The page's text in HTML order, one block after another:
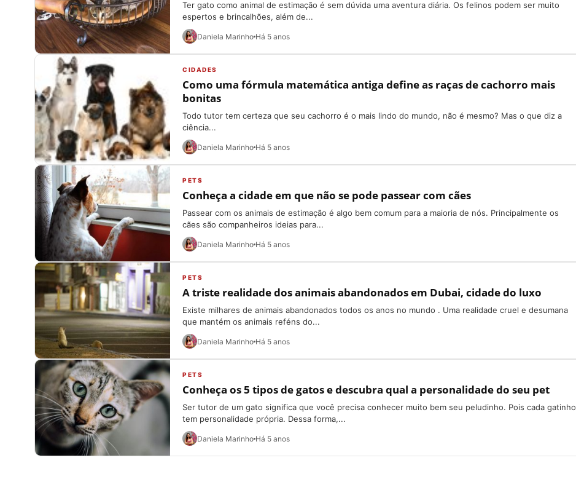
Ter gato como animal de estimação é sem dúvida uma aventura diária. Os felinos podem ser muito
espertos e brincalhões, além de...
Daniela Marinho Há 5 anos
CIDADES
Como uma fórmula matemática antiga define as raças de cachorro mais
bonitas
Todo tutor tem certeza que seu cachorro é o mais lindo do mundo, não é mesmo? Mas o que diz a
ciência...
Daniela Marinho Há 5 anos
PETS
Conheça a cidade em que não se pode passear com cães
Passear com os animais de estimação é algo bem comum para a maioria de nós. Principalmente os
cães são companheiros ideias para...
Daniela Marinho Há 5 anos
PETS
A triste realidade dos animais abandonados em Dubai, cidade do luxo
Existe milhares de animais abandonados todos os anos no mundo . Uma realidade cruel e desumana
que mantém os animais reféns do...
Daniela Marinho Há 5 anos
PETS
Conheça os 5 tipos de gatos e descubra qual a personalidade do seu pet
Ser tutor de um gato significa que você precisa conhecer muito bem seu peludinho. Pois cada gatinho
tem personalidade própria. Dessa forma,...
Daniela Marinho Há 5 anos